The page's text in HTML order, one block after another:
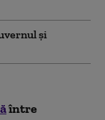
şi
între